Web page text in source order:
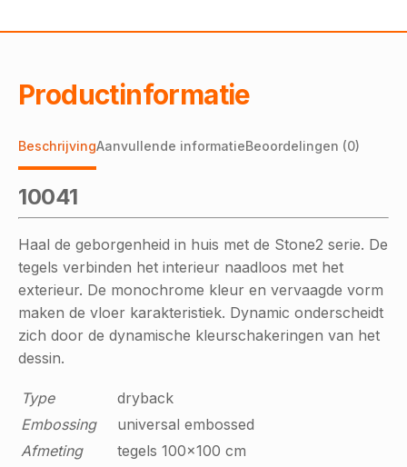
Productinformatie
BeschrijvingAanvullende informatieBeoordelingen (0)
10041
Haal de geborgenheid in huis met de Stone2 serie. De
tegels verbinden het interieur naadloos met het
exterieur. De monochrome kleur en vervaagde vorm
maken de vloer karakteristiek. Dynamic onderscheidt
zich door de dynamische kleurschakeringen van het
dessin.
Type
dryback
Embossing
universal embossed
Afmeting
tegels 100x100 cm